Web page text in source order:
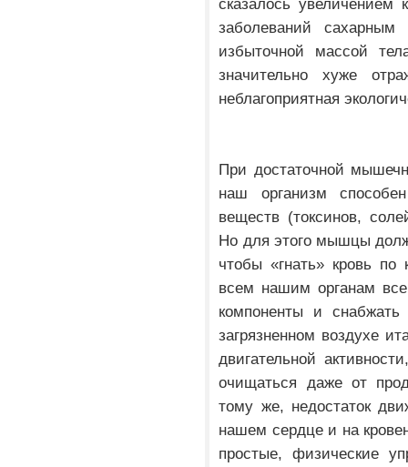
сказалось увеличением
заболеваний
избыточной массой
значительно хуже
неблагоприятная
При достаточной
наш организм
веществ (токсинов,
Но для этого мышцы
чтобы «гнать» кровь по
всем нашим органам
компоненты и
загрязненном воздухе
двигательной
очищаться даже от
тому же, недостаток
нашем сердце и на
простые, физические